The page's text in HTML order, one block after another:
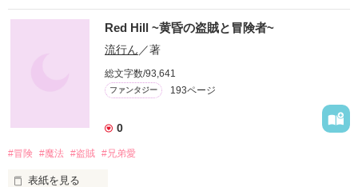
ちょっとした幸運を授ける効果があり、『おまじないクッキ
ー』と呼ばれている。
いつか自分の店を出すことを夢見ていたロレッタだったが、店
の一角におまじないクッキーを置いてもらえることになり、ま
すます張り切るのだった。さらにロレッタには、密かに来店を
心待ちにしている人がいた。
かつてガラの悪い冒険者に絡まれているときに助けてくれた、
訪れるたび、ロレッタの作るアイシングクッキーも購入してく
れており、すっかり常連になっていた。
Red Hill ~黄昏の盗賊と冒険者~
流行ん ／著
総文字数/93,641
ファンタジー 193ページ
0
#冒険 #魔法 #盗賊 #兄弟愛
表紙を見る